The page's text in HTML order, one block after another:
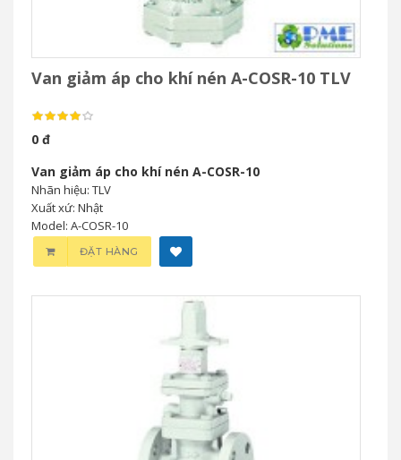
Van giảm áp cho khí nén A-COSR-10 TLV
0 đ
Van giảm áp cho khí nén A-COSR-10
Nhãn hiệu: TLV
Xuất xứ: Nhật
Model: A-COSR-10
ĐẶT HÀNG